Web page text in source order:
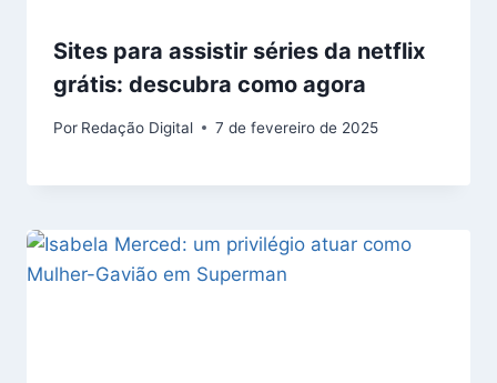
Sites para assistir séries da netflix
grátis: descubra como agora
Por Redação Digital 7 de fevereiro de 2025